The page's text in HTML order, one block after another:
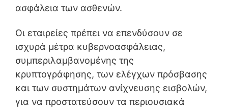
ασφάλεια των ασθενών.
Οι εταιρείες πρέπει να επενδύσουν σε
ισχυρά μέτρα κυβερνοασφάλειας,
συμπεριλαμβανομένης της
κρυπτογράφησης, των ελέγχων πρόσβασης
και των συστημάτων ανίχνευσης εισβολών,
για να προστατεύσουν τα περιουσιακά